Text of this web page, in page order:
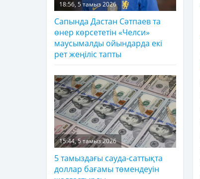
18:56, 5 тамыз 2026
Сапында Дастан Сәтпаев та
өнер көрсететін «Челси»
маусымалды ойындарда екі
рет жеңіліс тапты
15:44, 5 тамыз 2026
5 тамыздағы сауда-саттықта
доллар бағамы төмендеуін